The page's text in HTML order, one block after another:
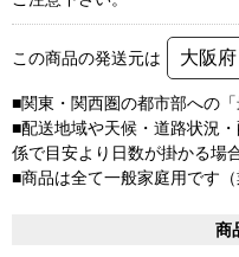
この商品の発送元は 大阪府
■関東・関西圏の都市部への
■配送地域や天候・道路状況
係で目安より日数が掛かる場
■商品は全て一般家庭用です（
商